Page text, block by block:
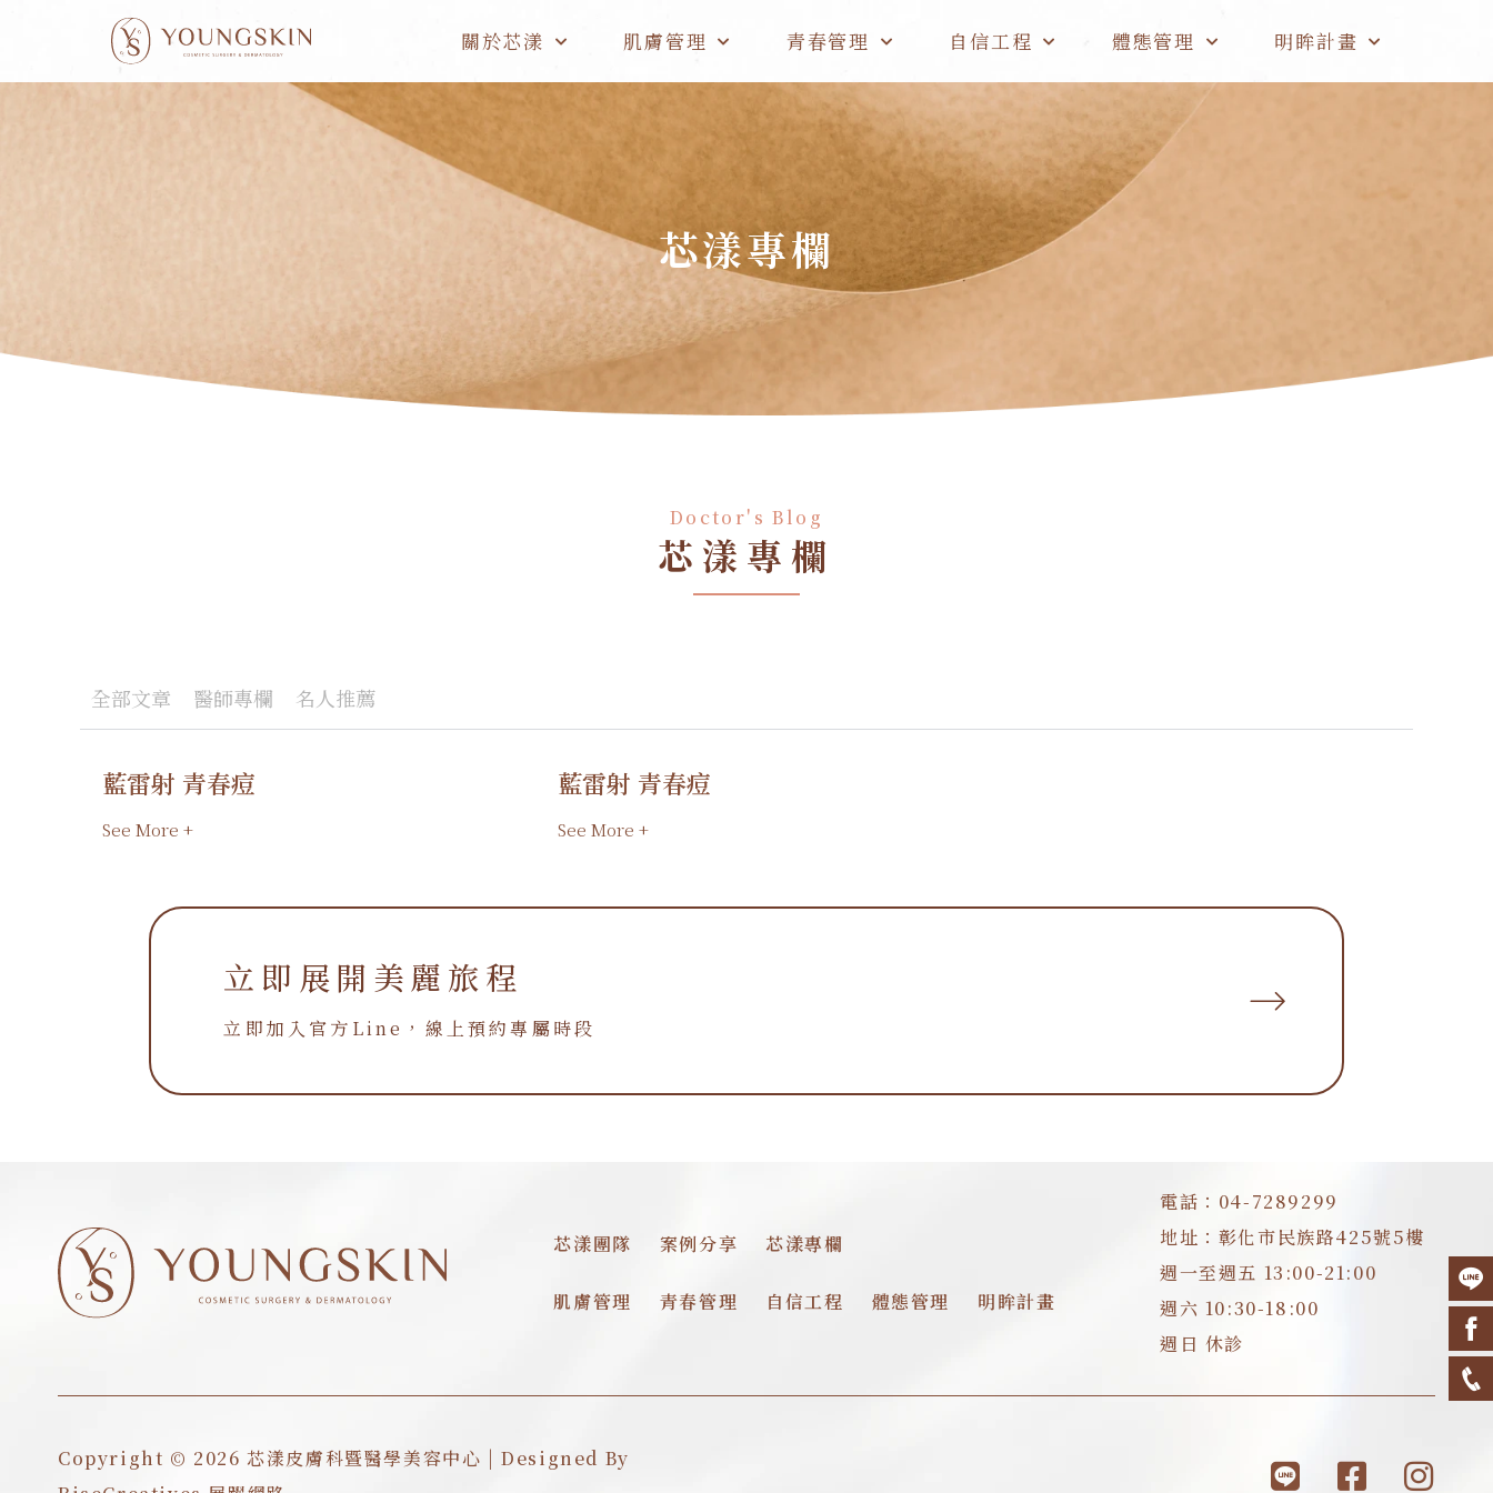
關於芯漾 肌膚管理 青春管理 自信工程 體態管理 明眸計畫
芯漾專欄
Doctor's Blog
芯漾專欄
全部文章 醫師專欄 名人推薦
藍雷射 青春痘
See More +
藍雷射 青春痘
See More +
立即展開美麗旅程
立即加入官方Line，線上預約專屬時段
立即展開美麗旅程
立即加入官方Line，線上預約專屬時段
芯漾團隊 案例分享 芯漾專欄
肌膚管理 青春管理 自信工程 體態管理 明眸計畫
電話：04-7289299
地址：彰化市民族路425號5樓
週一至週五 13:00-21:00
週六 10:30-18:00
週日 休診
Copyright © 2026 芯漾皮膚科暨醫學美容中心 | Designed By
L
F
I